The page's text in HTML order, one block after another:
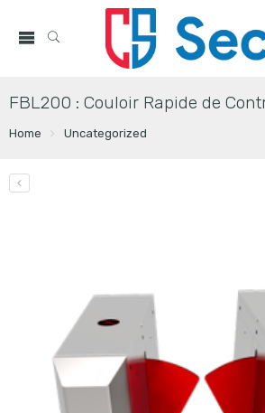
FBL200 : Couloir Rapide de
Home Uncategorized